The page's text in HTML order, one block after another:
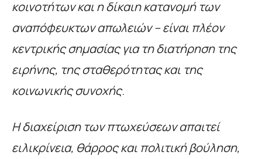
κοινοτήτων και η δίκαιη κατανομή των
αναπόφευκτων απωλειών – είναι πλέον
κεντρικής σημασίας για τη διατήρηση της
ειρήνης, της σταθερότητας και της
κοινωνικής συνοχής.
Η διαχείριση των πτωχεύσεων απαιτεί
ειλικρίνεια, θάρρος και πολιτική βούληση,